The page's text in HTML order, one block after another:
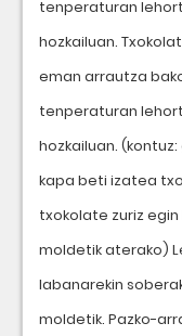
tenperaturan
hozkailuan.
eman arrautza
tenperaturan
hozkailuan.
kapa beti izatea
txokolate zuriz
moldetik aterako)
labanarekin
moldetik. Pazko-